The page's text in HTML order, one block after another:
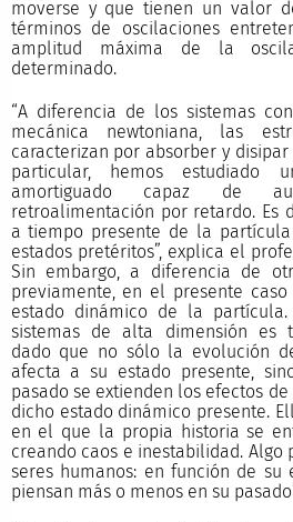
moverse y que tienen un valor
términos de oscilaciones
amplitud máxima de la
determinado.
“A diferencia de los sistemas
mecánica newtoniana, las
caracterizan por absorber y
particular, hemos estudiado
amortiguado capaz de
retroalimentación por retardo. Es
a tiempo presente de la
estados pretéritos”, explica el
Sin embargo, a diferencia de
previamente, en el presente
estado dinámico de la
sistemas de alta dimensión es
dado que no sólo la evolución
afecta a su estado presente,
pasado se extienden los efectos
dicho estado dinámico presente.
en el que la propia historia se
creando caos e inestabilidad.
seres humanos: en función de su
piensan más o menos en su